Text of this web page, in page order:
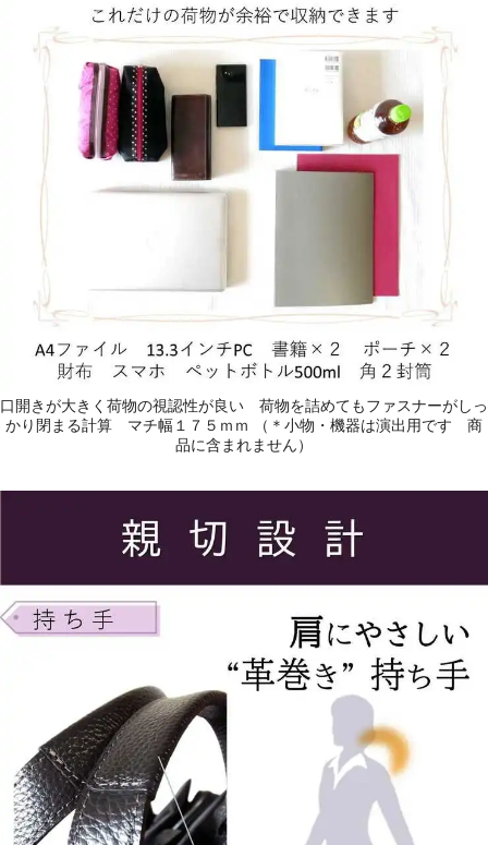
口開きが大きく荷物の視認性が良い 荷物を詰めてもファスナーがしっ
かり閉まる計算 マチ幅１７５ｍｍ （＊小物・機器は演出用です 商
品に含まれません）